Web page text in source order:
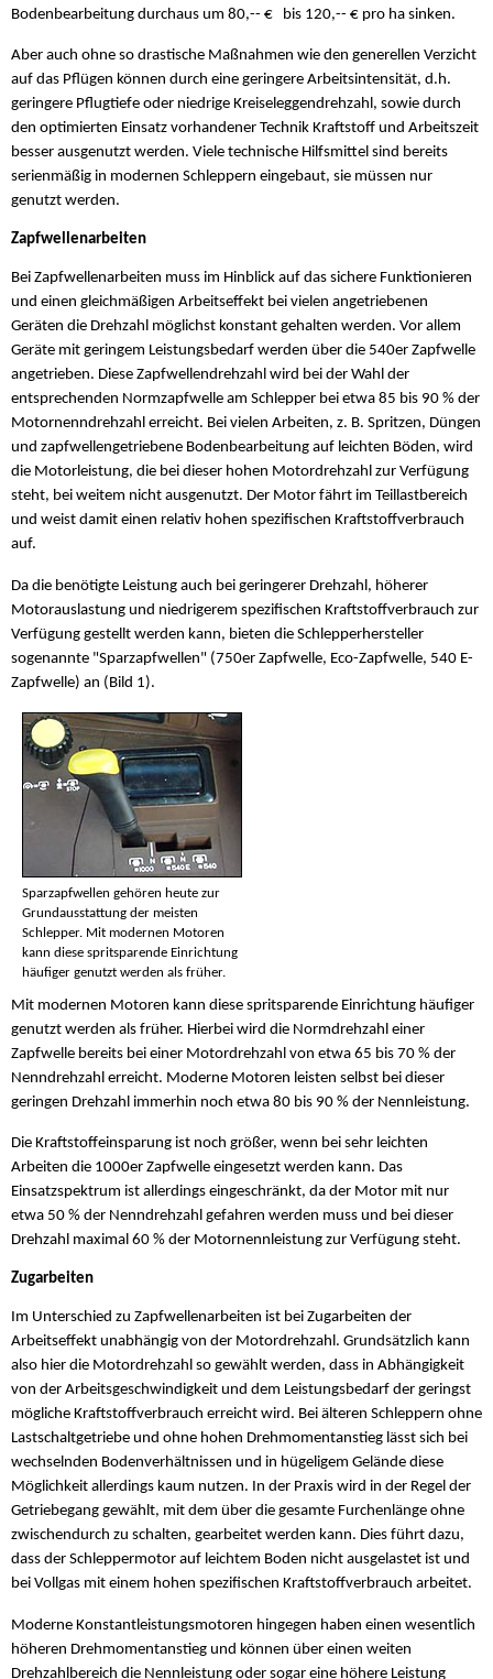
Bodenbearbeitung durchaus um 80,-- € bis 120,-- € pro ha sinken.
Aber auch ohne so drastische Maßnahmen wie den generellen Verzicht
auf das Pflügen können durch eine geringere Arbeitsintensität, d.h.
geringere Pflugtiefe oder niedrige Kreiseleggendrehzahl, sowie durch
den optimierten Einsatz vorhandener Technik Kraftstoff und Arbeitszeit
besser ausgenutzt werden. Viele technische Hilfsmittel sind bereits
serienmäßig in modernen Schleppern eingebaut, sie müssen nur
genutzt werden.
Zapfwellenarbeiten
Bei Zapfwellenarbeiten muss im Hinblick auf das sichere Funktionieren
und einen gleichmäßigen Arbeitseffekt bei vielen angetriebenen
Geräten die Drehzahl möglichst konstant gehalten werden. Vor allem
Geräte mit geringem Leistungsbedarf werden über die 540er Zapfwelle
angetrieben. Diese Zapfwellendrehzahl wird bei der Wahl der
entsprechenden Normzapfwelle am Schlepper bei etwa 85 bis 90 % der
Motornenndrehzahl erreicht. Bei vielen Arbeiten, z. B. Spritzen, Düngen
und zapfwellengetriebene Bodenbearbeitung auf leichten Böden, wird
die Motorleistung, die bei dieser hohen Motordrehzahl zur Verfügung
steht, bei weitem nicht ausgenutzt. Der Motor fährt im Teillastbereich
und weist damit einen relativ hohen spezifischen Kraftstoffverbrauch
auf.
Da die benötigte Leistung auch bei geringerer Drehzahl, höherer
Motorauslastung und niedrigerem spezifischen Kraftstoffverbrauch zur
Verfügung gestellt werden kann, bieten die Schlepperhersteller
sogenannte "Sparzapfwellen" (750er Zapfwelle, Eco-Zapfwelle, 540 E-
Zapfwelle) an (Bild 1).
Sparzapfwellen gehören heute zur
Grundausstattung der meisten
Schlepper. Mit modernen Motoren
kann diese spritsparende Einrichtung
häufiger genutzt werden als früher.
Mit modernen Motoren kann diese spritsparende Einrichtung häufiger
genutzt werden als früher. Hierbei wird die Normdrehzahl einer
Zapfwelle bereits bei einer Motordrehzahl von etwa 65 bis 70 % der
Nenndrehzahl erreicht. Moderne Motoren leisten selbst bei dieser
geringen Drehzahl immerhin noch etwa 80 bis 90 % der Nennleistung.
Die Kraftstoffeinsparung ist noch größer, wenn bei sehr leichten
Arbeiten die 1000er Zapfwelle eingesetzt werden kann. Das
Einsatzspektrum ist allerdings eingeschränkt, da der Motor mit nur
etwa 50 % der Nenndrehzahl gefahren werden muss und bei dieser
Drehzahl maximal 60 % der Motornennleistung zur Verfügung steht.
Zugarbeiten
Im Unterschied zu Zapfwellenarbeiten ist bei Zugarbeiten der
Arbeitseffekt unabhängig von der Motordrehzahl. Grundsätzlich kann
also hier die Motordrehzahl so gewählt werden, dass in Abhängigkeit
von der Arbeitsgeschwindigkeit und dem Leistungsbedarf der geringst
mögliche Kraftstoffverbrauch erreicht wird. Bei älteren Schleppern ohne
Lastschaltgetriebe und ohne hohen Drehmomentanstieg lässt sich bei
wechselnden Bodenverhältnissen und in hügeligem Gelände diese
Möglichkeit allerdings kaum nutzen. In der Praxis wird in der Regel der
Getriebegang gewählt, mit dem über die gesamte Furchenlänge ohne
zwischendurch zu schalten, gearbeitet werden kann. Dies führt dazu,
dass der Schleppermotor auf leichtem Boden nicht ausgelastet ist und
bei Vollgas mit einem hohen spezifischen Kraftstoffverbrauch arbeitet.
Moderne Konstantleistungsmotoren hingegen haben einen wesentlich
höheren Drehmomentanstieg und können über einen weiten
Drehzahlbereich die Nennleistung oder sogar eine höhere Leistung